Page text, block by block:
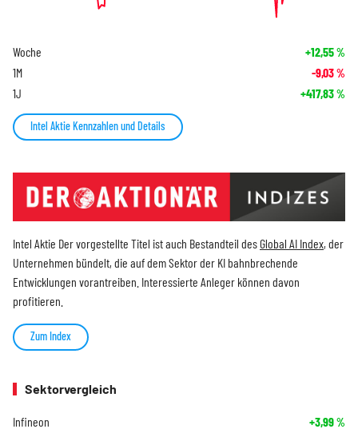
Woche +12,55%
1M -9,03%
1J +417,83%
Intel Aktie Kennzahlen und Details
Intel Aktie Der vorgestellte Titel ist auch Bestandteil desGlobal AI Index, der
Unternehmen bündelt, die auf dem Sektor der KI bahnbrechende
Entwicklungen vorantreiben. Interessierte Anleger können davon
profitieren.
Zum Index
Sektorvergleich
Infineon +3,99%